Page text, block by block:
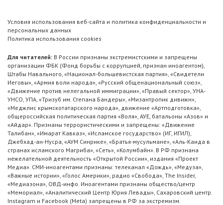
Условия использования веб-сайта и политика конфиденциальности и
персональных данных
Политика использования cookies
Для читателей: В России признаны экстремистскими и запрещены
организации ФБК (Фонд борьбы с коррупцией, признан иноагентом),
Штабы Навального, «Национал-большевистская партия», «Свидетели
Иеговы», «Армия воли народа», «Русский общенациональный союз»,
«Движение против нелегальной иммиграции», «Правый сектор», УНА-
УНСО, УПА, «Тризуб им. Степана Бандеры», «Мизантропик дивижн»,
«Меджлис крымскотатарского народа», движение «Артподготовка»,
общероссийская политическая партия «Воля», АУЕ, батальоны «Азов» и
«Айдар». Признаны террористическими и запрещены: «Движение
Талибан», «Имарат Кавказ», «Исламское государство» (ИГ, ИГИЛ),
Джебхад-ан-Нусра, «АУМ Синрике», «Братья-мусульмане», «Аль-Каида в
странах исламского Магриба», «Сеть», «Колумбайн». В РФ признана
нежелательной деятельность «Открытой России», издания «Проект
Медиа». СМИ-иноагентами признаны: телеканал «Дождь», «Медуза»,
«Важные истории», «Голос Америки», радио «Свобода», The Insider,
«Медиазона», ОВД-инфо. Иноагентами признаны общество/центр
«Мемориал», «Аналитический Центр Юрия Левады», Сахаровский центр.
Instagram и Facebook (Metа) запрещены в РФ за экстремизм.